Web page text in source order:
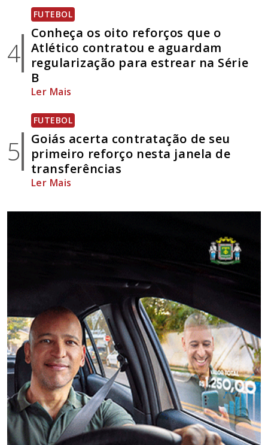
4
FUTEBOL
Conheça os oito reforços que o
Atlético contratou e aguardam
regularização para estrear na Série
B
Ler Mais
5
FUTEBOL
Goiás acerta contratação de seu
primeiro reforço nesta janela de
transferências
Ler Mais